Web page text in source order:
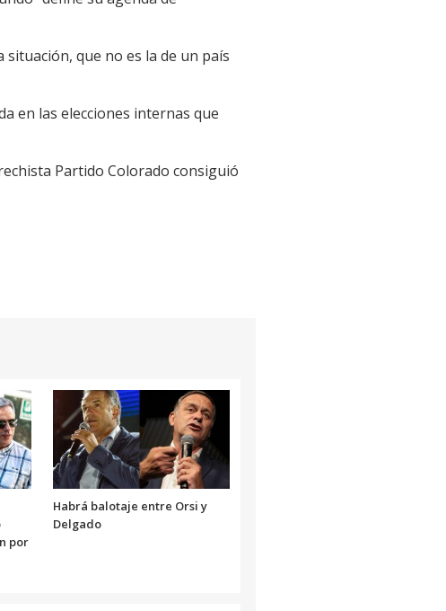
que no es la de un país
en las elecciones internas que
Partido Colorado consiguió
por
Habrá balotaje entre Orsi y
Delgado